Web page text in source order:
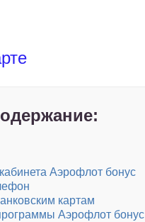
Аэрофлот бонус
картам
Аэрофлот бонус